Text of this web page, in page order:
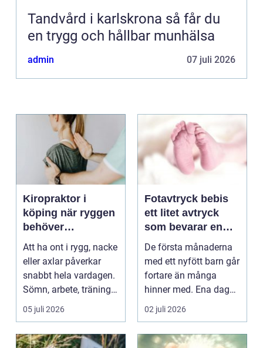
Tandvård i karlskrona så får du
en trygg och hållbar munhälsa
admin 07 juli 2026
Kiropraktor i
köping när ryggen
behöver
professionell hjälp
Att ha ont i rygg, nacke
eller axlar påverkar
snabbt hela vardagen.
Sömn, arbete, träning
och humör ...
05 juli 2026
Fotavtryck bebis
ett litet avtryck
som bevarar en
stor stund
De första månaderna
med ett nyfött barn går
fortare än många
hinner med. Ena dagen
ryms hela foten i...
02 juli 2026